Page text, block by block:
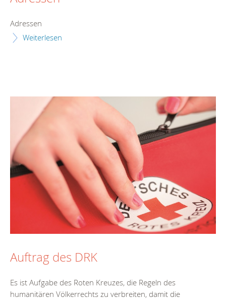
Adressen
Weiterlesen
Auftrag des DRK
Es ist Aufgabe des Roten Kreuzes, die Regeln des
humanitären Völkerrechts zu verbreiten, damit die